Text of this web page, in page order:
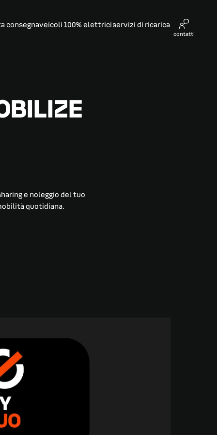
consegna​veicoli 100% elettriciservizi di ricarica
contatti
e noleggio del tuo
quotidiana.